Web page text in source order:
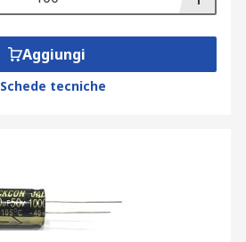
Aggiungi
Schede tecniche